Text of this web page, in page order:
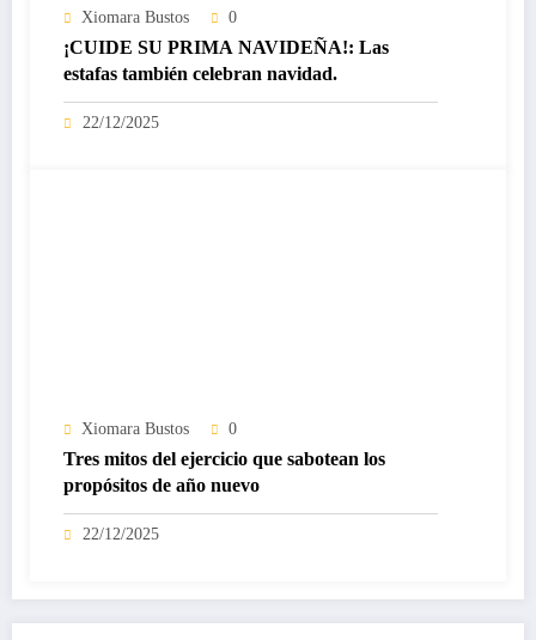
Xiomara Bustos 0
¡CUIDE SU PRIMA NAVIDEÑA!: Las
estafas también celebran navidad.
22/12/2025
Xiomara Bustos 0
Tres mitos del ejercicio que sabotean los
propósitos de año nuevo
22/12/2025